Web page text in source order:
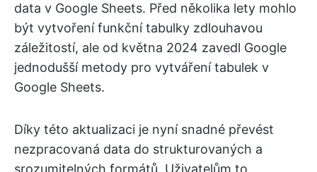
data v Google Sheets. Před několika lety mohlo
být vytvoření funkční tabulky zdlouhavou
záležitostí, ale od května 2024 zavedl Google
jednodušší metody pro vytváření tabulek v
Google Sheets.
Díky této aktualizaci je nyní snadné převést
nezpracovaná data do strukturovaných a
srozumitelných formátů. Uživatelům to